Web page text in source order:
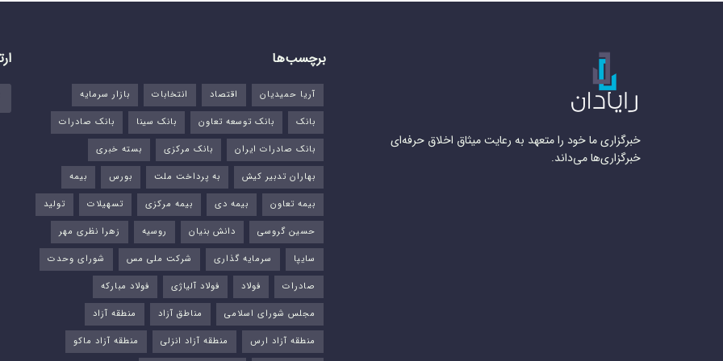
خبرگزاری ما خود را متعهد به رعایت میثاق اخلاق حرفه‌ای
خبرگزاری‌ها می‌داند.
برچسب‌ها
آریا حمیدیان اقتصاد انتخابات
بازار سرمایه
بانک
بانک توسعه تعاون بانک سینا
بانک صادرات
بانک صادرات ایران
بانک مرکزی
بسته خبری
بهاران تدبیر کیش
به پرداخت ملت بورس‌
بیمه
بیمه تعاون
بیمه دی بیمه مرکزی تسهیلات
تولید
حسین گروسی
دانش بنیان روسیه
زهرا نظری مهر
سایپا
سرمایه گذاری شرکت ملی مس
شورای وحدت
صادرات
فولاد فولاد آلیاژی
فولاد مبارکه
مجلس شورای اسلامی
مناطق آزاد
منطقه آزاد
منطقه آزاد ارس
منطقه آزاد انزلی منطقه آزاد ماکو